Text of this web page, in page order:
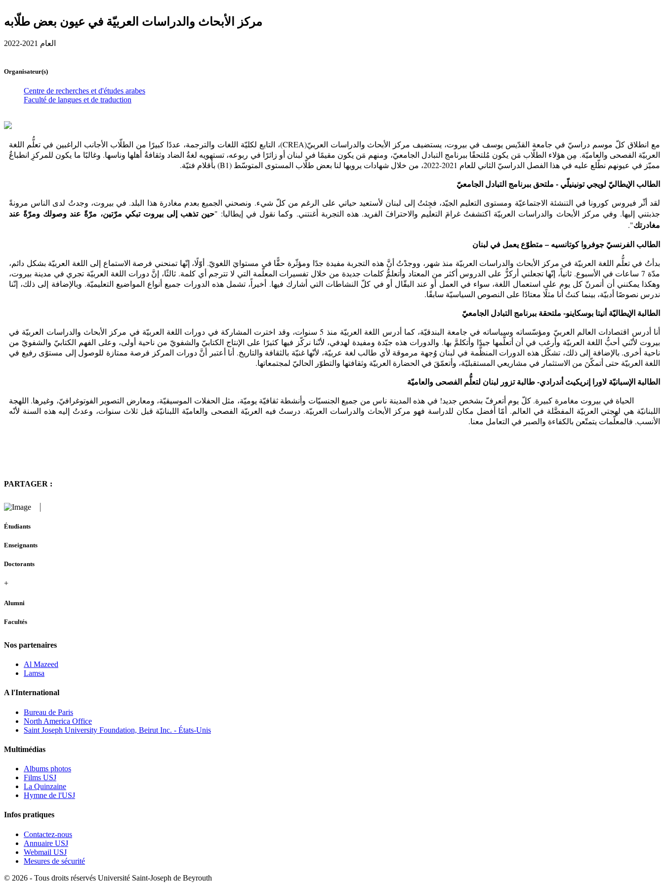
مركز الأبحاث والدراسات العربيّة في عيون بعض طلّابه
العام 2021-2022
Organisateur(s)
Centre de recherches et d'études arabes
Faculté de langues et de traduction
مع انطلاق كلّ موسم دراسيّ في جامعة القدّيس يوسف في بيروت، يستضيف مركز الأبحاث والدراسات العربيّ)
CREA)، التابع لكليّة اللغات والترجمة، عددًا كبيرًا من الطلّاب الأجانب الراغبين في تعلُّم اللغة
العربيّة الفصحى والعاميّة. مِن هؤلاء الطلّاب مَن يكون مُلتحقًا ببرنامج التبادل الجامعيّ، ومنهم مَن يكون مقيمًا في لبنان أو زائرًا في ربوعه، تستهويه لغةُ الضاد وثقافةُ أهلها وناسها. وغالبًا ما يكون للمركزِ انطباعٌ
مميّز في عيونهم نطّلع عليه في هذا الفصل الدراسيّ الثاني للعام 2021-2022، من خلال شهادات يرويها لنا بعض طلّاب المستوى المتوسّط (
B1) بأقلام فتيّة.
الطالب الإيطاليّ لويجي تونينيلّي - ملتحق ببرنامج التبادل الجامعيّ
لقد أثّر فيروس كورونا في التنشئة الاجتماعيّة ومستوى التعليم الجيّد، فجِئتُ إلى لبنان لأستعيد حياتي على الرغم من كلّ شيء. ونصحني الجميع بعدم مغادرة هذا البلد. في بيروت، وجدتُ لدى الناس مرونةً
جذبتني إليها. وفي مركز الأبحاث والدراسات العربيّة اكتشفتُ غرامَ التعليم والاحترافَ الفريد. هذه التجربة أغنتني. وكما نقول في إيطاليا: "حين تذهب إلى بيروت تبكي مرّتين، مرّةً عند وصولك ومرّةً عند
مغادرتك".
الطالب الفرنسيّ جوفروا كوتانسيه – متطوّع يعمل في لبنان
بدأتُ في تعلُّم اللغة العربيّة في مركز الأبحاث والدراسات العربيّة منذ شهر، ووجدْتُ أنَّ هذه التجربة مفيدة جدًا ومؤثّرة حقًّا في مستوايَ اللغويّ. أوّلًا، إنّها تمنحني فرصة الاستماع إلى اللغة العربيّة بشكل دائم،
مدّة 7 ساعات في الأسبوع. ثانياً، إنّها تجعلني أركزُّ على الدروس أكثر من المعتاد وأتعلمُّ كلمات جديدة من خلال تفسيرات المعلّمة التي لا تترجم أي كلمة. ثالثًا، إنَّ دورات اللغة العربيّة تجري في مدينة بيروت،
وهكذا يمكنني أن أتمرنّ كل يوم على استعمال اللغة، سواء في العمل أو عند البقّال أو في كلّ النشاطات التي أشارك فيها. أخيراً، تشمل هذه الدورات جميع أنواع المواضيع التعليميّة. وبالإضافة إلى ذلك، إنّنا
ندرس نصوصًا أدبيّة، بينما كنتُ أنا مثلًا معتادًا على النصوص السياسيّة سابقًا.
الطالبة الإيطاليّة أنيتا بوسكاينو- ملتحقة ببرنامج التبادل الجامعيّ
أنا أدرس اقتصادات العالم العربيّ ومؤسّساته وسياساته في جامعة البندقيّة، كما أدرس اللغة العربيّة منذ 5 سنوات، وقد اخترت المشاركة في دورات اللغة العربيّة في مركز الأبحاث والدراسات العربيّة في
بيروت لأنّني أحبُّ اللغة العربيّة وأرغب في أن أتعلَّمها جيدًا وأتكلمَّ بها. والدورات هذه جيّدة ومفيدة لهدفي، لأنّنا نركّز فيها كثيرًا على الإنتاج الكتابيّ والشفويّ من ناحية أولى، وعلى الفهم الكتابيّ والشفويّ من
ناحية أخرى. بالإضافة إلى ذلك، تشكّل هذه الدورات المنظَّمة في لبنان وُجهة مرموقة لأي طالب لغة عربيّة، لأنّها غنيّة بالثقافة والتاريخ. أنا أعتبر أنَّ دورات المركز فرصة ممتازة للوصول إلى مستوًى رفيع في
اللغة العربيّة حتى أتمكّنَ من الاستثمار في مشاريعي المستقبليّة، وأتعمّقَ في الحضارة العربيّة وثقافتها والتطوّر الحاليّ لمجتمعاتها.
الطالبة الإسبانيّة لاورا إنريكيث أندرادي- طالبة تزور لبنان لتعلُّم الفصحى والعاميّة
الحياة في بيروت مغامرة كبيرة. كلّ يوم أتعرفّ بشخص جديد! في هذه المدينة ناس من جميع الجنسيّات وأنشطة ثقافيّة يوميّة، مثل الحفلات الموسيقيّة، ومعارض التصوير الفوتوغرافيّ، وغيرها. اللهجة
اللبنانيّة هي لهجتي العربيّة المفضَّلة في العالم. أمّا أفضل مكان للدراسة فهو مركز الأبحاث والدراسات العربيّة. درستُ فيه العربيّة الفصحى والعاميّة اللبنانيّة قبل ثلاث سنوات، وعدتُ إليه هذه السنة لأنّه
الأنسب. فالمعلّمات يتمتّعن بالكفاءة والصبر في التعامل معنا.
PARTAGER :
Étudiants
Enseignants
Doctorants
+
Alumni
Facultés
Nos partenaires
Al Mazeed
Lamsa
A l'International
Bureau de Paris
North America Office
Saint Joseph University Foundation, Beirut Inc. - États-Unis
Multimédias
Albums photos
Films USJ
La Quinzaine
Hymne de l'USJ
Infos pratiques
Contactez-nous
Annuaire USJ
Webmail USJ
Mesures de sécurité
© 2026 - Tous droits réservés Université Saint-Joseph de Beyrouth